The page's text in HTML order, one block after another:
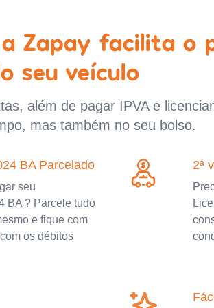
Zapay facilita o
seu veículo
além de pagar IPVA e
mas também no seu bolso.
BA Parcelado
seu
BA ? Parcele tudo
e fique com
os débitos
2ª